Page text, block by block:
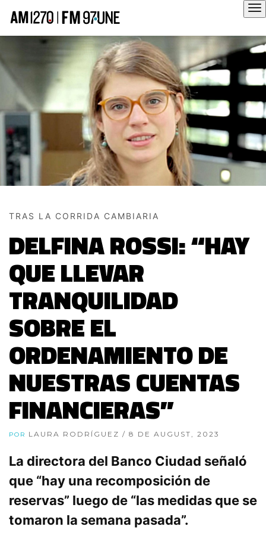
TRAS LA CORRIDA CAMBIARIA
DELFINA ROSSI: “HAY
QUE LLEVAR
TRANQUILIDAD
SOBRE EL
ORDENAMIENTO DE
NUESTRAS CUENTAS
FINANCIERAS”
POR LAURA RODRÍGUEZ / 8 DE AUGUST, 2023
La directora del Banco Ciudad señaló
que “hay una recomposición de
reservas” luego de “las medidas que se
tomaron la semana pasada”.